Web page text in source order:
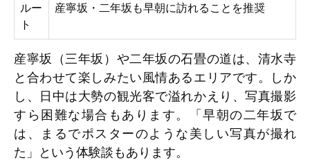
ルー
ト
産寧坂・二年坂も早朝に訪れることを推奨
産寧坂（三年坂）や二年坂の石畳の道は、清水寺
と合わせて楽しみたい風情あるエリアです。しか
し、日中は大勢の観光客で溢れかえり、写真撮影
すら困難な場合もあります。「早朝の二年坂で
は、まるでポスターのような美しい写真が撮れ
た」という体験談もあります。